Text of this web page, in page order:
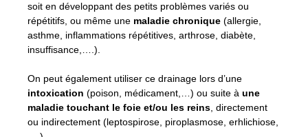
soit en développant des petits problèmes variés ou
répétitifs, ou même une maladie chronique (allergie,
asthme, inflammations répétitives, arthrose, diabète,
insuffisance,….).
On peut également utiliser ce drainage lors d’une
intoxication (poison, médicament,…) ou suite à une
maladie touchant le foie et/ou les reins, directement
ou indirectement (leptospirose, piroplasmose, erhlichiose,